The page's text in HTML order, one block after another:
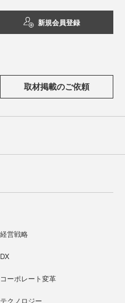
新規会員登録
取材掲載のご依頼
経営戦略
DX
コーポレート変革
テクノロジー